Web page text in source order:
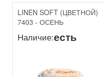
LINEN SOFT (ЦВЕТНОЙ)
7403 - ОСЕНЬ
Наличие:есть